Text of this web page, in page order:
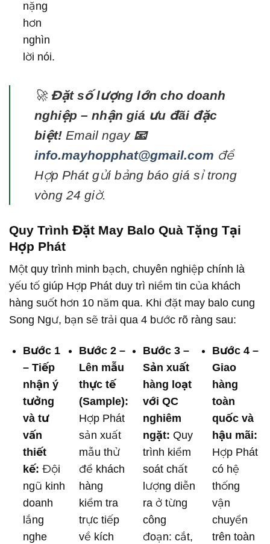
nặng
hơn
nghìn
lời nói.
🚀 Đặt số lượng lớn cho doanh
nghiệp – nhận giá ưu đãi đặc
biệt!Email ngay 📧
info.mayhopphat@gmail.com để
Hợp Phát gửi bảng báo giá sỉ trong
vòng 24 giờ.
Quy Trình Đặt May Balo Quà Tặng Tại
Hợp Phát
Một quy trình minh bạch, chuyên nghiệp chính là
yếu tố giúp Hợp Phát duy trì niềm tin của khách
hàng suốt hơn 10 năm qua. Khi đặt may balo cung
Song Ngư, bạn sẽ trải qua 4 bước rõ ràng sau:
Bước 1
– Tiếp
nhận ý
tưởng
và tư
vấn
thiết
kế: Đội
ngũ kinh
doanh
lắng
nghe
Bước 2 –
Lên mẫu
thực tế
(Sample):
Hợp Phát
sản xuất
mẫu thử
để khách
hàng
kiểm tra
trực tiếp
về kích
Bước 3 –
Sản xuất
hàng loạt
với QC
nghiêm
ngặt: Quy
trình kiểm
soát chất
lượng diễn
ra ở từng
công
đoạn: cắt,
Bước 4 –
Giao
hàng
toàn
quốc và
hậu mãi:
Hợp Phát
có hệ
thống
vận
chuyển
trên toàn